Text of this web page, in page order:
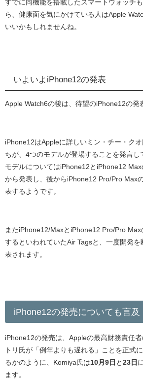
すでに同機能を搭載したスマートウォッチ
ら、健康面を気にかけている人はApple
いいかもしれませんね。
いよいよiPhone12の発表
Apple Watch6の後は、待望のiPhone12の発
iPhone12はAppleに詳しいミン・チー・ク
ちが、4つのモデルが登場することを発言し
モデルについてはiPhone12とiPhone12
から発表し、後からiPhone12 Pro/Pro Max
表するようです。
またiPhone12/MaxとiPhone12 Pro/Pro
するといわれていたAir Tagsと、一度開発
表されます。
iPhone12の発売についても言及
iPhone12の発売は、Appleの最高財務責任
トリ氏が「例年よりも遅れる」ことを正式
るかのように、Komiya氏は10月9日 と 23日
ます。